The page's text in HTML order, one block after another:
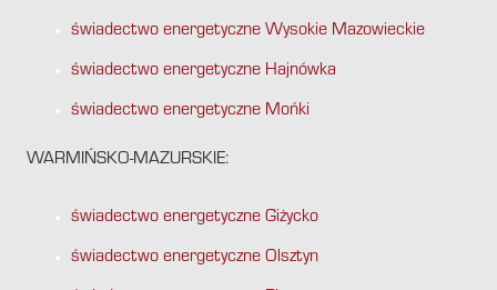
świadectwo energetyczne Wysokie Mazowieckie
świadectwo energetyczne Hajnówka
świadectwo energetyczne Mońki
WARMIŃSKO-MAZURSKIE:
świadectwo energetyczne Giżycko
świadectwo energetyczne Olsztyn